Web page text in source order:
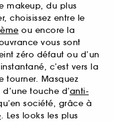
makeup, du plus
choisissez entre le
ou encore la
vous sont
zéro défaut ou d’un
c’est vers la
tourner. Masquez
touche d’anti-
société, grâce à
. Les looks les plus